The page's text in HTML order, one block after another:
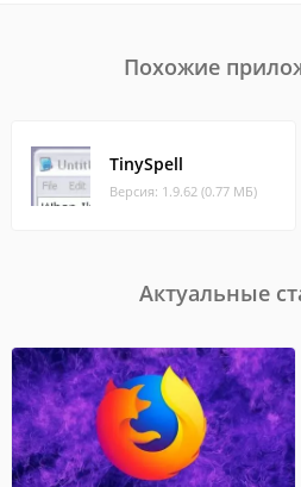
Похожие
TinySpell
Версия: 1.9.62 (0.77 МБ)
Актуальные